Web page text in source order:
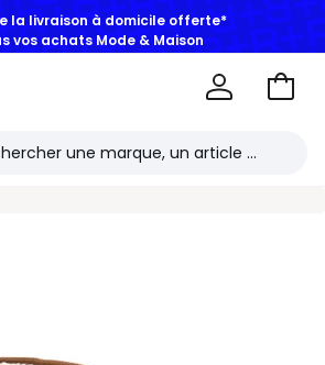
la livraison à domicile offerte*
vos achats Mode & Maison
Aller